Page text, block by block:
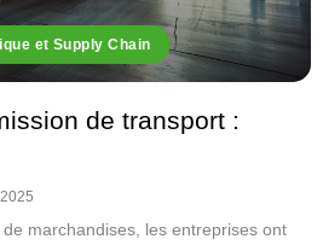
et Supply Chain
de transport :
marchandises, les entreprises ont